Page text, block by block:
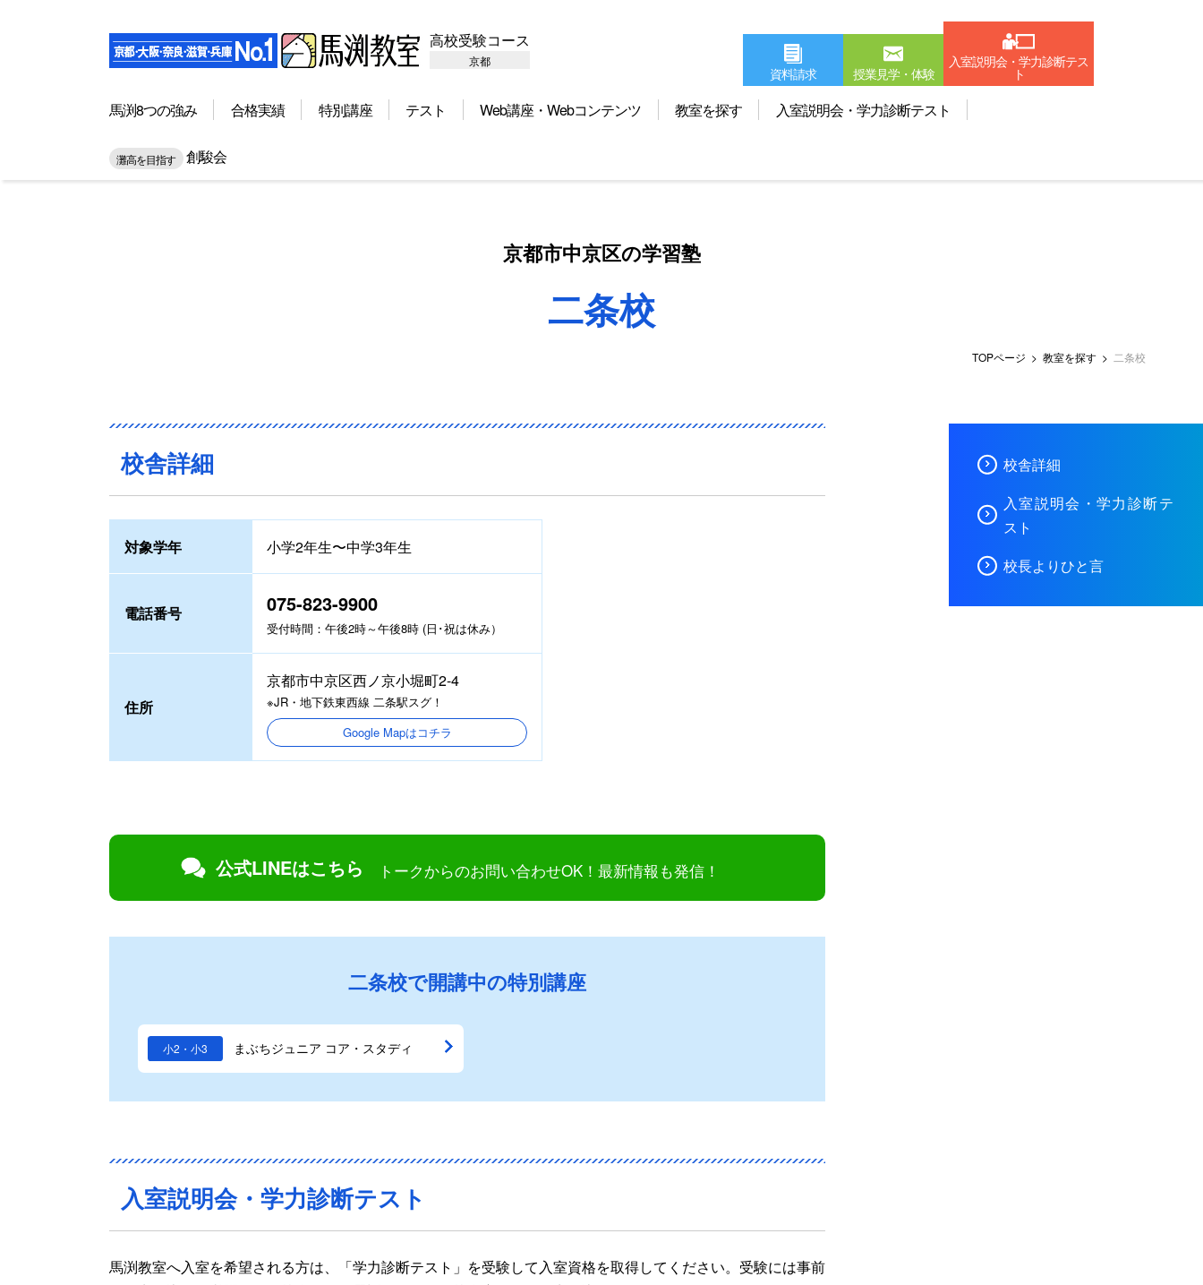
高校受験コース
京都
資料請求 授業見学・体験
入室説明会・学力診断テス
ト
馬渕8つの強み 合格実績 特別講座 テスト Web講座・Webコンテンツ 教室を探す 入室説明会・学力診断テスト
灘高を目指す 創駿会
京都市中京区の学習塾
二条校
TOPページ 教室を探す 二条校
校舎詳細
入室説明会・学力診断テ
スト
校長よりひと言
校舎詳細
対象学年 小学2年生〜中学3年生
電話番号 075-823-9900
受付時間：午後2時～午後8時 (日･祝は休み）
住所
京都市中京区西ノ京小堀町2-4
※JR・地下鉄東西線 二条駅スグ！
Google Mapはコチラ
公式LINEはこちら トークからのお問い合わせOK！最新情報も発信！
二条校で開講中の特別講座
小2・小3 まぶちジュニア コア・スタディ
入室説明会・学力診断テスト
馬渕教室へ入室を希望される方は、「学力診断テスト」を受験して入室資格を取得してください。受験には事前